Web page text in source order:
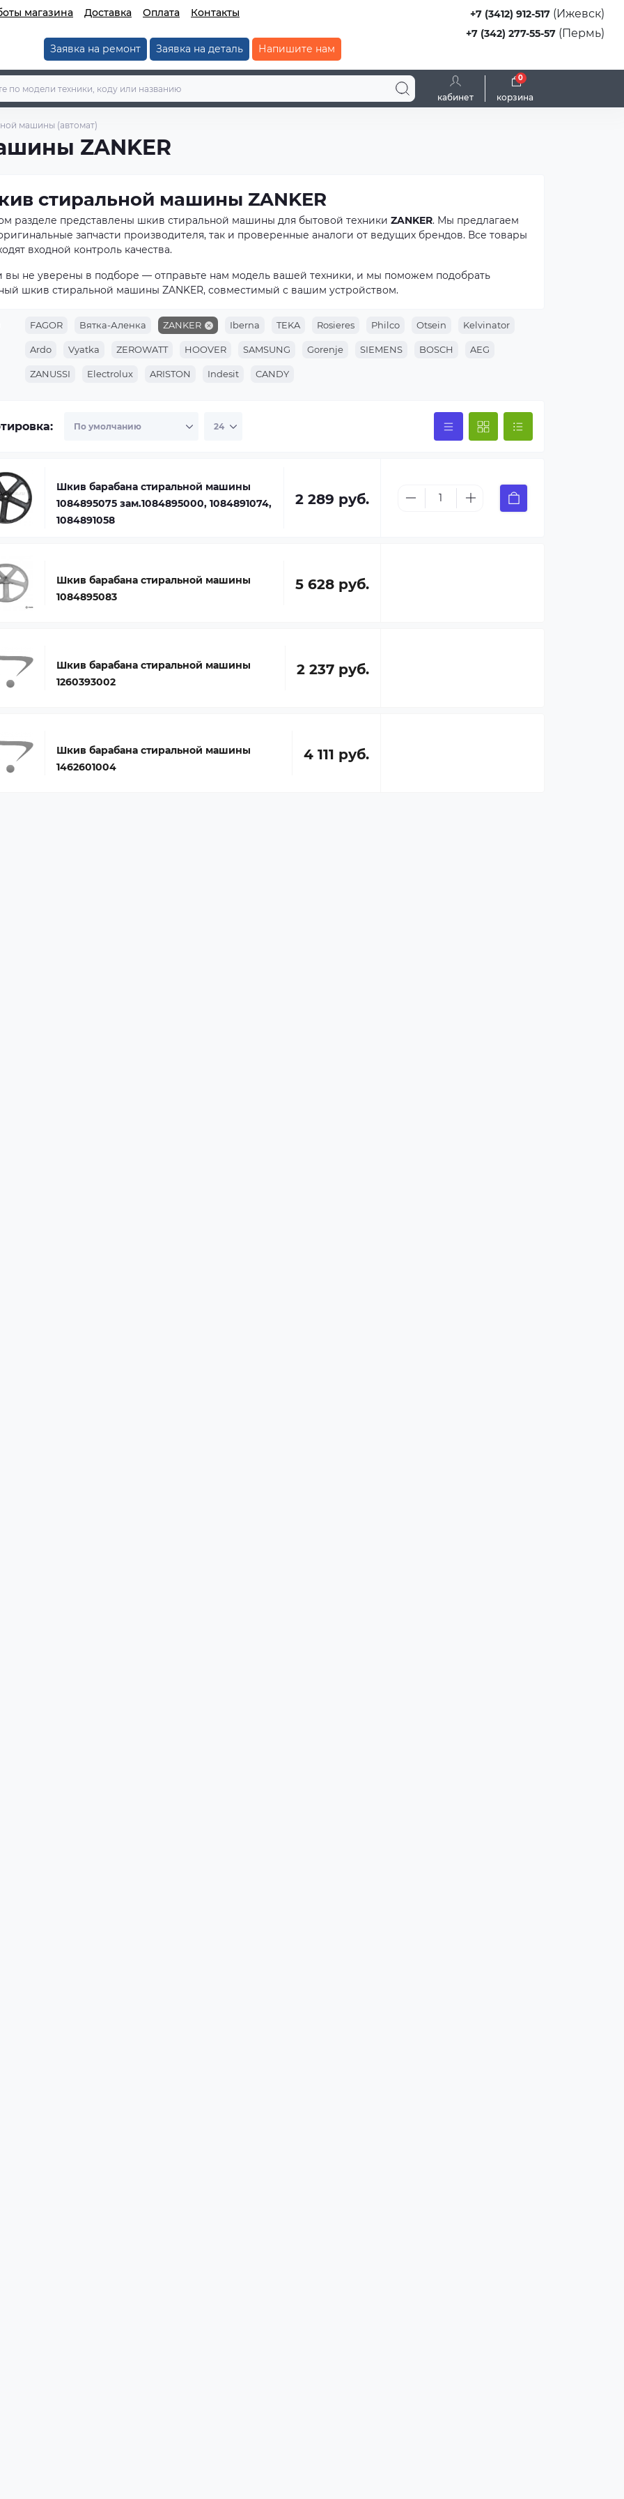
магазина Доставка Оплата Контакты
Заявка на ремонт Заявка на деталь Напишите нам
+7 (3412) 912-517 (Ижевск)
+7 (342) 277-55-57 (Пермь)
кабинет корзина
0
машины (автомат)
ZANKER
стиральной машины ZANKER
разделе представлены шкив стиральной машины для бытовой техники ZANKER. Мы предлагаем
запчасти производителя, так и проверенные аналоги от ведущих брендов. Все товары
входной контроль качества.
вы не уверены в подборе — отправьте нам модель вашей техники, и мы поможем подобрать
шкив стиральной машины ZANKER, совместимый с вашим устройством.
FAGOR Вятка-Аленка ZANKER Iberna TEKA Rosieres Philco Otsein Kelvinator
Ardo Vyatka ZEROWATT HOOVER SAMSUNG Gorenje SIEMENS BOSCH AEG
ZANUSSI Electrolux ARISTON Indesit CANDY
Шкив барабана стиральной машины
1084895075 зам.1084895000, 1084891074,
1084891058
2 289 руб.
Шкив барабана стиральной машины
1084895083
5 628 руб.
Шкив барабана стиральной машины
1260393002
2 237 руб.
Шкив барабана стиральной машины
1462601004
4 111 руб.